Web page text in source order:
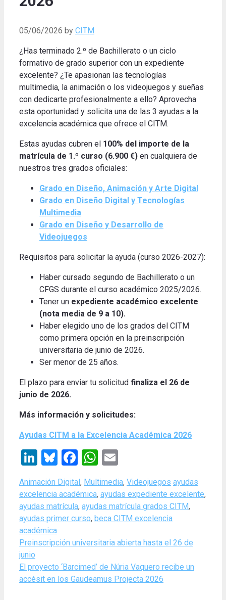
05/06/2026 by CITM
¿Has terminado 2.º de Bachillerato o un ciclo
formativo de grado superior con un expediente
excelente? ¿Te apasionan las tecnologías
multimedia, la animación o los videojuegos y sueñas
con dedicarte profesionalmente a ello? Aprovecha
esta oportunidad y solicita una de las 3 ayudas a la
excelencia académica que ofrece el CITM.
Estas ayudas cubren el 100% del importe de la
matrícula de 1.º curso (6.900 €) en cualquiera de
nuestros tres grados oficiales:
Grado en Diseño, Animación y Arte Digital
Grado en Diseño Digital y Tecnologías
Multimedia
Grado en Diseño y Desarrollo de
Videojuegos
Requisitos para solicitar la ayuda (curso 2026-2027):
Haber cursado segundo de Bachillerato o un
CFGS durante el curso académico 2025/2026.
Tener un expediente académico excelente
(nota media de 9 a 10).
Haber elegido uno de los grados del CITM
como primera opción en la preinscripción
universitaria de junio de 2026.
Ser menor de 25 años.
El plazo para enviar tu solicitud finaliza el 26 de
junio de 2026.
Más información y solicitudes:
Ayudas CITM a la Excelencia Académica 2026
LinkedIn
Bluesky
Facebook
WhatsApp
Categories
Animación Digital , Multimedia, Videojuegos Tags
ayudas
excelencia académica, ayudas expediente excelente,
ayudas matrícula, ayudas matrícula grados CITM,
ayudas primer curso, beca CITM excelencia
académica
Preinscripción universitaria abierta hasta el 26 de
junio
El proyecto ‘Barcimed’ de Núria Vaquero recibe un
accésit en los Gaudeamus Projecta 2026